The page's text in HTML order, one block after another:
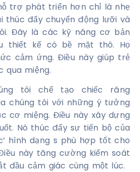
trợ phát triển hơn chỉ là nhẹ
thúc đẩy chuyển động lưỡi và
Đây là các kỹ năng cơ bản
thiết kế có bề mặt thô. Họ
cảm ứng. Điều này giúp trẻ
qua miệng.
tôi chế tạo chiếc răng
chúng tôi với những ý tưởng
cơ miệng. Điều này xây dựng
Nó thúc đẩy sự tiến bộ của
hình dạng s phù hợp tốt cho
này tăng cường kiểm soát
đầu cảm giác cùng một lúc.